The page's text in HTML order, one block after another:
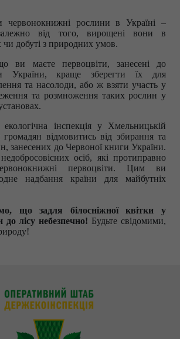
червонокнижні рослини в Україні –
від того, вирощені вони в
добуті з природних умов.
ви маєте первоцвіти, занесені до
України, краще зберегти їх для
та насолоди, або ж взяти участь у
та розмноження таких рослин у
інспекція у Хмельницькій
громадян відмовитись від збирання та
занесених до Червоної книги України.
осіб, які протиправно
первоцвіти. Цим ви
надбання країни для майбутніх
що задля білосніжної квітки у
лісу небезпечно! Будьте свідомими,